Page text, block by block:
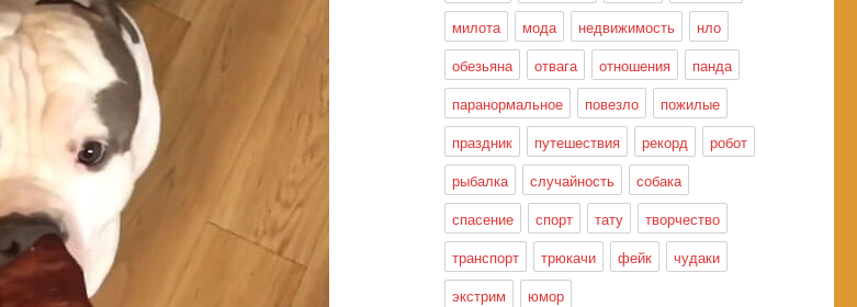
милота
мода недвижимость
нло
обезьяна
отвага отношения
панда
паранормальное
повезло
пожилые
праздник
путешествия рекорд
робот
рыбалка
случайность
собака
спасение
спорт тату
творчество
транспорт
трюкачи фейк
чудаки
экстрим
юмор